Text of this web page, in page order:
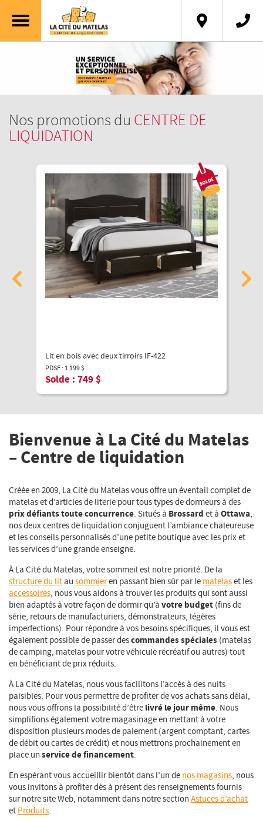
Nos promotions du CENTRE DE
LIQUIDATION
Solde
Lit en bois avec deux tirroirs IF-422
PDSF : 1 199$
Solde : 749$
Bienvenue à La Cité du Matelas
– Centre de liquidation
Créée en 2009, La Cité du Matelas vous offre un éventail complet de
matelas et d’articles de literie pour tous types de dormeurs à des
prix défiants toute concurrence. Situés à Brossard et à Ottawa,
nos deux centres de liquidation conjuguent l’ambiance chaleureuse
et les conseils personnalisés d’une petite boutique avec les prix et
les services d’une grande enseigne.
À La Cité du Matelas, votre sommeil est notre priorité. De la
structure du lit au sommieren passant bien sûr par le matelaset les
accessoires, nous vous aidons à trouver les produits qui sont aussi
bien adaptés à votre façon de dormir qu’à votre budget (fins de
série, retours de manufacturiers, démonstrateurs, légères
imperfections). Pour répondre à vos besoins spécifiques, il vous est
également possible de passer descommandes spéciales (matelas
de camping, matelas pour votre véhicule récréatif ou autres) tout
en bénéficiant de prix réduits.
À La Cité du Matelas, nous vous facilitons l’accès à des nuits
paisibles. Pour vous permettre de profiter de vos achats sans délai,
nous vous offrons la possibilité d’être livré le jour même. Nous
simplifions également votre magasinage en mettant à votre
disposition plusieurs modes de paiement (argent comptant, cartes
de débit ou cartes de crédit) et nous mettrons prochainement en
place un service de financement.
En espérant vous accueillir bientôt dans l’un de nos magasins, nous
vous invitons à profiter dès à présent des renseignements fournis
sur notre site Web, notamment dans notre section Astuces d’achat
et Produits.